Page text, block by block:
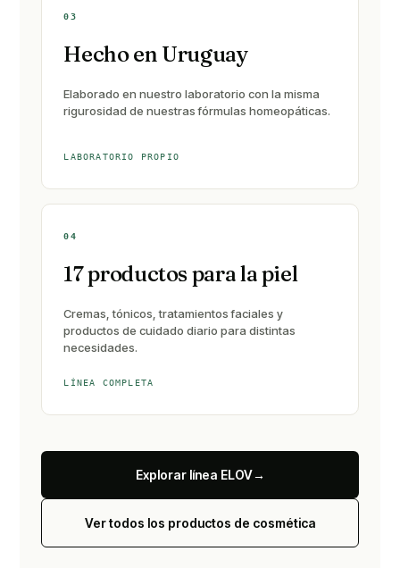
03
Hecho en Uruguay
Elaborado en nuestro laboratorio con la misma
rigurosidad de nuestras fórmulas homeopáticas.
LABORATORIO PROPIO
04
17 productos para la piel
Cremas, tónicos, tratamientos faciales y
productos de cuidado diario para distintas
necesidades.
LÍNEA COMPLETA
Explorar línea ELOV→
Ver todos los productos de cosmética